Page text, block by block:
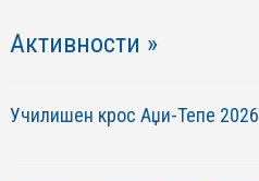
Активности »
Училишен крос Аџи-Тепе 2026